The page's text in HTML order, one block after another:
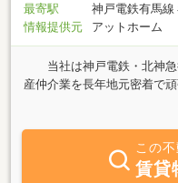
最寄駅
神戸電鉄有馬線
情報提供元
アットホーム
当社は神戸電鉄・北神急
産仲介業を長年地元密着で
て、地元の不動産の売買・
い」「買いたい」「借りた
何でもお気軽にご相談下
社へ御相談下さい。
この
賃貸